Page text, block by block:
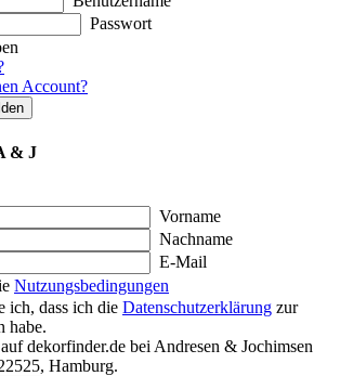
Passwort
Account?
& J
Vorname
Nachname
E-Mail
Nutzungsbedingungen
ich, dass ich die Datenschutzerklärung zur
habe.
dekorfinder.de bei Andresen & Jochimsen
Hamburg.